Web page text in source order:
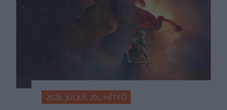
2026. JÚLIUS 20., HÉTFŐ